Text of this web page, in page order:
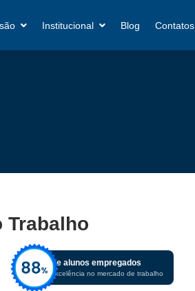
Institucional Blog Contatos
Trabalho
De alunos empregados
Excelência no mercado de trabalho